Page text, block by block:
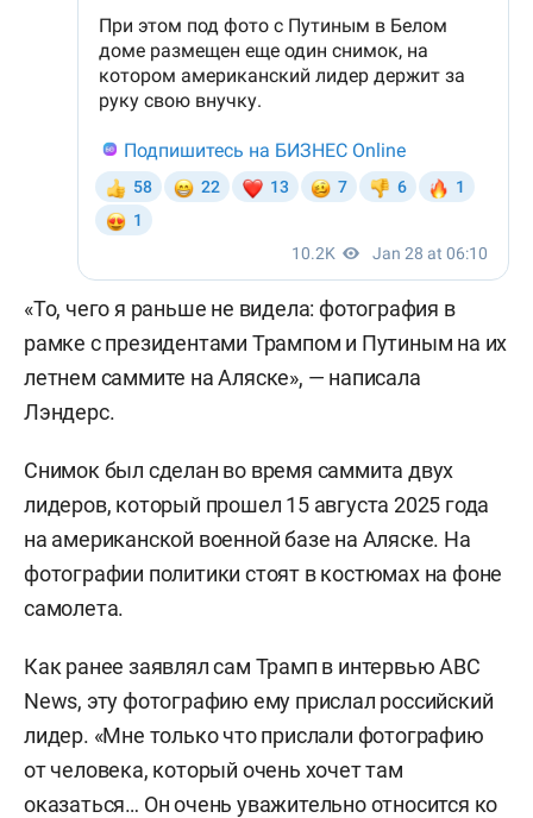
«То, чего я раньше не видела: фотография в
рамке с президентами Трампом и Путиным на их
летнем саммите на Аляске», — написала
Лэндерс.
Снимок был сделан во время саммита двух
лидеров, который прошел 15 августа 2025 года
на американской военной базе на Аляске. На
фотографии политики стоят в костюмах на фоне
самолета.
Как ранее заявлял сам Трамп в интервью ABC
News, эту фотографию ему прислал российский
лидер. «Мне только что прислали фотографию
от человека, который очень хочет там
оказаться… Он очень уважительно относится ко